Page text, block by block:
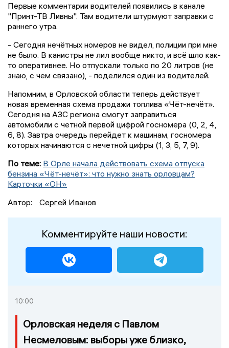
Первые комментарии водителей появились в канале
"Принт-ТВ Ливны". Там водители штурмуют заправки с
раннего утра.
- Сегодня нечётных номеров не видел, полиции при мне
не было. В канистры не лил вообще никто, и всё шло как-
то оперативнее. Но отпускали только по 20 литров (не
знаю, с чем связано), - поделился один из водителей.
Напомним, в Орловской области теперь действует
новая временная схема продажи топлива «Чёт-нечёт».
Сегодня на АЗС региона смогут заправиться
автомобили с четной первой цифрой госномера (0, 2, 4,
6, 8). Завтра очередь перейдет к машинам, госномера
которых начинаются с нечетной цифры (1, 3, 5, 7, 9).
По теме: В Орле начала действовать схема отпуска
бензина «Чёт-нечёт»: что нужно знать орловцам?
Карточки «ОН»
Автор:
Сергей Иванов
Комментируйте наши новости:
10:00
Орловская неделя с Павлом
Несмеловым: выборы уже близко,